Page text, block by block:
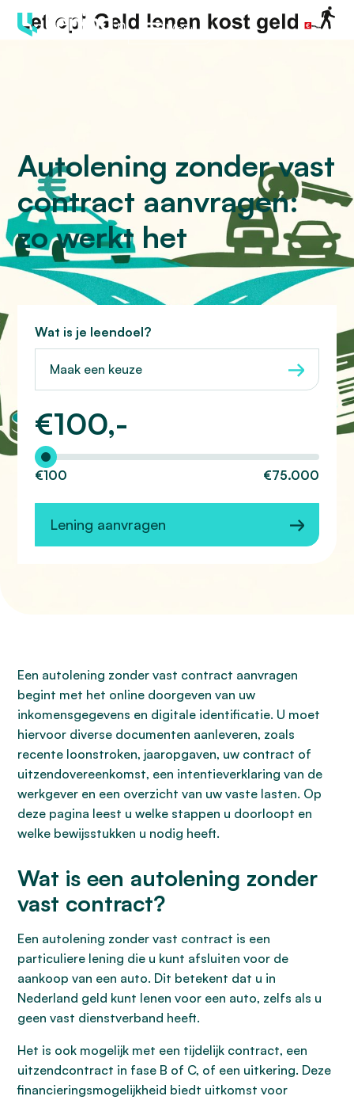
Menu
Autolening zonder vast
contract aanvragen:
zo werkt het
Wat is je leendoel?
Maak een keuze
€100,-
Hoeveel wilt u lenen?
€100 €75.000
Lening aanvragen
Een autolening zonder vast contract aanvragen
begint met het online doorgeven van uw
inkomensgegevens en digitale identificatie. U moet
hiervoor diverse documenten aanleveren, zoals
recente loonstroken, jaaropgaven, uw contract of
uitzendovereenkomst, een intentieverklaring van de
werkgever en een overzicht van uw vaste lasten. Op
deze pagina leest u welke stappen u doorloopt en
welke bewijsstukken u nodig heeft.
Wat is een autolening zonder
vast contract?
Een autolening zonder vast contract is een
particuliere lening die u kunt afsluiten voor de
aankoop van een auto. Dit betekent dat u in
Nederland geld kunt lenen voor een auto, zelfs als u
geen vast dienstverband heeft.
Het is ook mogelijk met een tijdelijk contract, een
uitzendcontract in fase B of C, of een uitkering. Deze
financieringsmogelijkheid biedt uitkomst voor